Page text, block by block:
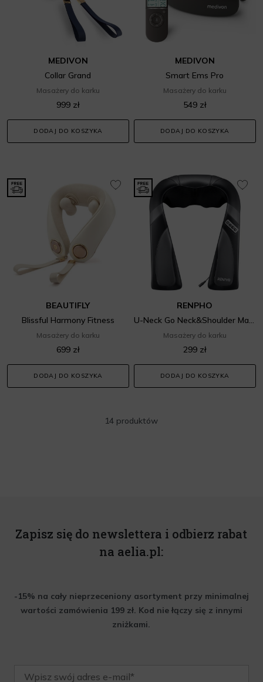
MEDIVON
Collar Grand
Masażery do karku
999 zł
DODAJ DO KOSZYKA
MEDIVON
Smart Ems Pro
Masażery do karku
549 zł
DODAJ DO KOSZYKA
BEAUTIFLY
Blissful Harmony Fitness
Masażery do karku
699 zł
DODAJ DO KOSZYKA
RENPHO
Masażery do karku
299 zł
DODAJ DO KOSZYKA
14 produktów
Zapisz się do newslettera i odbierz rabat
na aelia.pl:
-15% na cały nieprzeceniony asortyment przy minimalnej
wartości zamówienia 199 zł. Kod nie łączy się z innymi
zniżkami.